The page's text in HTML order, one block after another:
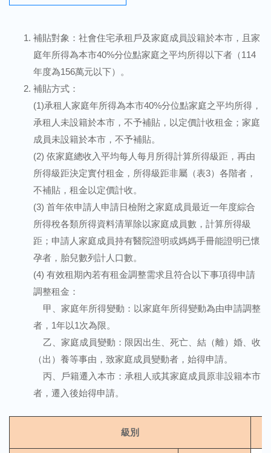
補貼對象：社會住宅承租戶及家庭成員設籍於本市，且家
庭年所得為本市40%分位點家庭之平均所得以下者（114
年度為156萬元以下）。
補貼方式：
(1)承租人家庭年所得為本市40%分位點家庭之平均所得，
承租人未設籍於本市，不予補貼，以定價計收租金；家庭
成員未設籍於本市，不予補貼。
(2) 依家庭總收入平均每人每月所得計算所得級距，再由
所得級距決定實付租金，所得級距非屬（表3）各階者，
不補貼，租金以定價計收。
(3) 首年依申請人申請日檢附之家庭成員最近一年度綜合
所得稅各類所得資料清單除以家庭成員數，計算所得級
距；申請人家庭成員持有醫院證明或媽媽手冊能證明已懷
孕者，胎兒數列計人口數。
(4) 有效租期內若有租金調整需求且符合以下事項得申請
調整租金：
甲、家庭年所得變動：以家庭年所得變動為由申請調整
者，1年以1次為限。
乙、家庭成員變動：限因出生、死亡、結（離）婚、收
（出）養等事由，致家庭成員變動者，始得申請。
丙、戶籍遷入本市：承租人或其家庭成員原非設籍本市
者，遷入後始得申請。
級別